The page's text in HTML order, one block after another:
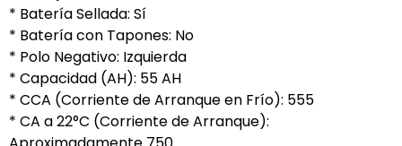
* Batería Sellada: Sí
* Batería con Tapones: No
* Polo Negativo: Izquierda
* Capacidad (AH): 55 AH
* CCA (Corriente de Arranque en Frío): 555
* CA a 22°C (Corriente de Arranque):